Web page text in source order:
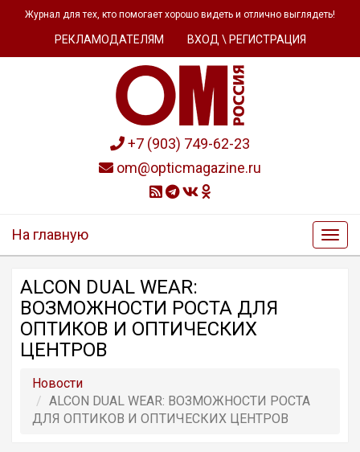
Журнал для тех, кто помогает хорошо видеть и отлично выглядеть!
РЕКЛАМОДАТЕЛЯМ ВХОД \ РЕГИСТРАЦИЯ
+7 (903) 749-62-23
om@opticmagazine.ru
На главную
ALCON DUAL WEAR:
ВОЗМОЖНОСТИ РОСТА ДЛЯ
ОПТИКОВ И ОПТИЧЕСКИХ
ЦЕНТРОВ
Новости
ALCON DUAL WEAR: ВОЗМОЖНОСТИ РОСТА
ДЛЯ ОПТИКОВ И ОПТИЧЕСКИХ ЦЕНТРОВ